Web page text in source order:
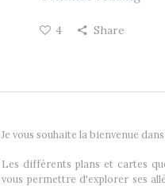
4 Share
Je vous souhaite la bienvenue
Les différents plans et cartes
vous permettre d'explorer ses